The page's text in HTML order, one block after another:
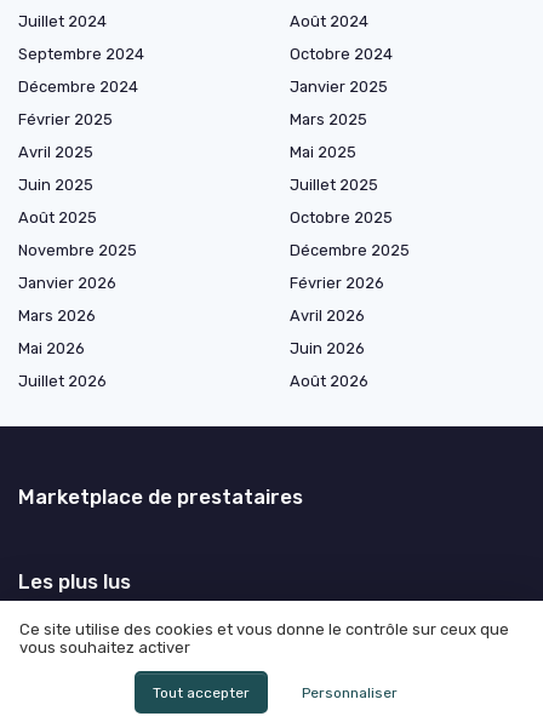
Juillet 2024
Août 2024
Septembre 2024
Octobre 2024
Décembre 2024
Janvier 2025
Février 2025
Mars 2025
Avril 2025
Mai 2025
Juin 2025
Juillet 2025
Août 2025
Octobre 2025
Novembre 2025
Décembre 2025
Janvier 2026
Février 2026
Mars 2026
Avril 2026
Mai 2026
Juin 2026
Juillet 2026
Août 2026
Marketplace de prestataires
Les plus lus
Combien de temps la police peut garder mon téléphone : ce que tout
directeur juridique doit vraiment anticiper
Lettre de demission de lycée : guide pratique pour les parents et les
Ce site utilise des cookies et vous donne le contrôle sur ceux que
vous souhaitez activer
Tout accepter Personnaliser